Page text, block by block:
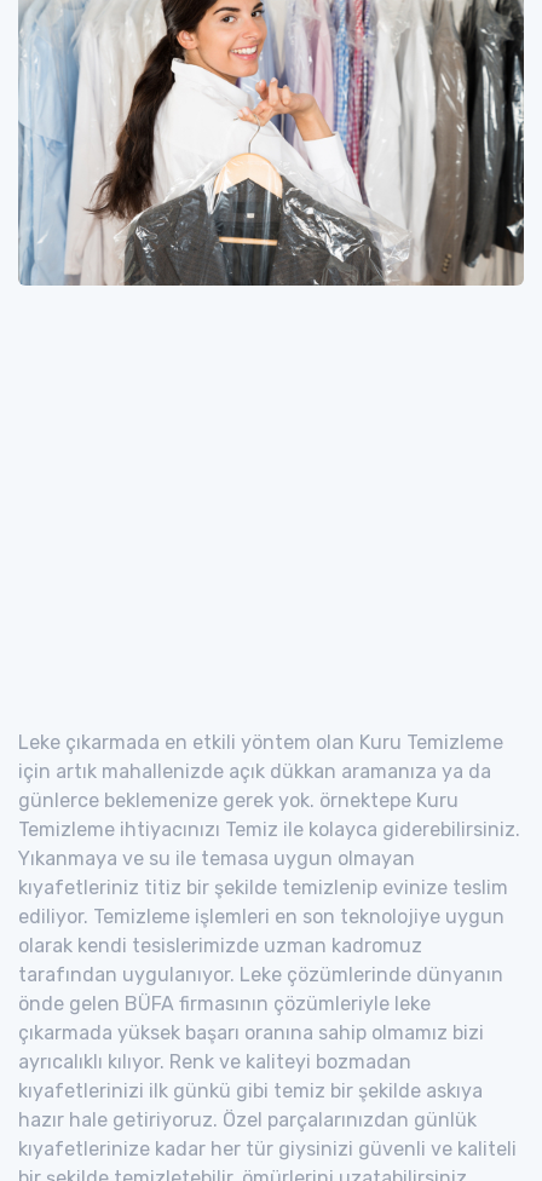
Leke çıkarmada en etkili yöntem olan Kuru Temizleme
için artık mahallenizde açık dükkan aramanıza ya da
günlerce beklemenize gerek yok. örnektepe Kuru
Temizleme ihtiyacınızı Temiz ile kolayca giderebilirsiniz.
Yıkanmaya ve su ile temasa uygun olmayan
kıyafetleriniz titiz bir şekilde temizlenip evinize teslim
ediliyor. Temizleme işlemleri en son teknolojiye uygun
olarak kendi tesislerimizde uzman kadromuz
tarafından uygulanıyor. Leke çözümlerinde dünyanın
önde gelen BÜFA firmasının çözümleriyle leke
çıkarmada yüksek başarı oranına sahip olmamız bizi
ayrıcalıklı kılıyor. Renk ve kaliteyi bozmadan
kıyafetlerinizi ilk günkü gibi temiz bir şekilde askıya
hazır hale getiriyoruz. Özel parçalarınızdan günlük
kıyafetlerinize kadar her tür giysinizi güvenli ve kaliteli